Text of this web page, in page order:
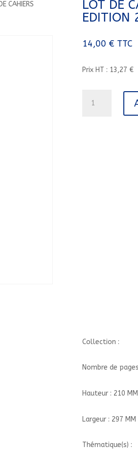
CAHIERS
LOT DE
14,00 € TTC
Prix HT : 13,27 €
Collection :
Nombre de
Hauteur : 210 MM
Largeur : 297 MM
Thématique(s) :